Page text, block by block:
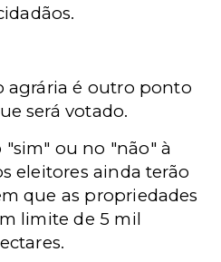
agrária é outro ponto
será votado.
ou no "não" à
eleitores ainda terão
que as propriedades
limite de 5 mil